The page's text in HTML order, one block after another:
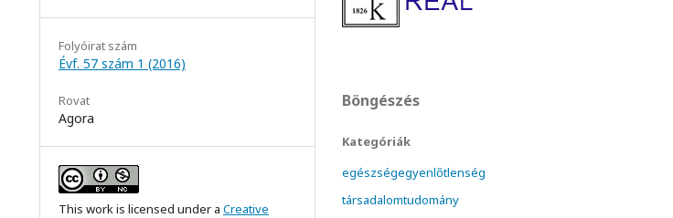
Folyóirat szám
Évf. 57 szám 1 (2016)
Rovat
Agora
This work is licensed under a Creative
Böngészés
Kategóriák
egészségegyenlőtlenség
társadalomtudomány